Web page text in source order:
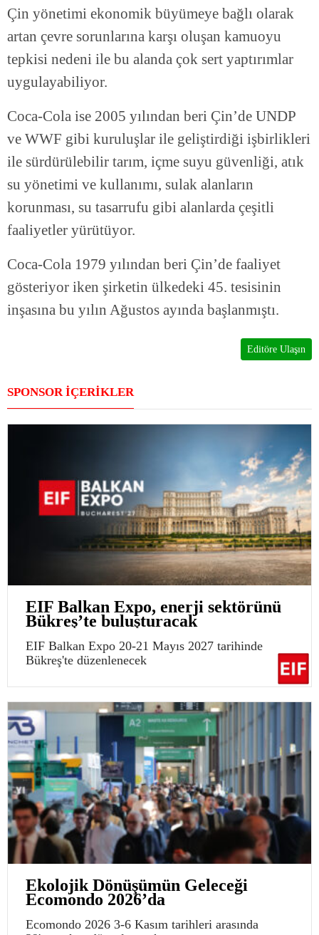
Çin yönetimi ekonomik büyümeye bağlı olarak
artan çevre sorunlarına karşı oluşan kamuoyu
tepkisi nedeni ile bu alanda çok sert yaptırımlar
uygulayabiliyor.
Coca-Cola ise 2005 yılından beri Çin’de UNDP
ve WWF gibi kuruluşlar ile geliştirdiği işbirlikleri
ile sürdürülebilir tarım, içme suyu güvenliği, atık
su yönetimi ve kullanımı, sulak alanların
korunması, su tasarrufu gibi alanlarda çeşitli
faaliyetler yürütüyor.
Coca-Cola 1979 yılından beri Çin’de faaliyet
gösteriyor iken şirketin ülkedeki 45. tesisinin
inşasına bu yılın Ağustos ayında başlanmıştı.
Editöre Ulaşın
SPONSOR İÇERİKLER
EIF Balkan Expo, enerji sektörünü
Bükreş’te buluşturacak
EIF Balkan Expo 20-21 Mayıs 2027 tarihinde
Bükreş'te düzenlenecek
Ekolojik Dönüşümün Geleceği
Ecomondo 2026’da
Ecomondo 2026 3-6 Kasım tarihleri arasında